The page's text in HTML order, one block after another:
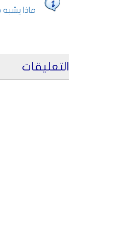
ماذا يشبه
التعليقات